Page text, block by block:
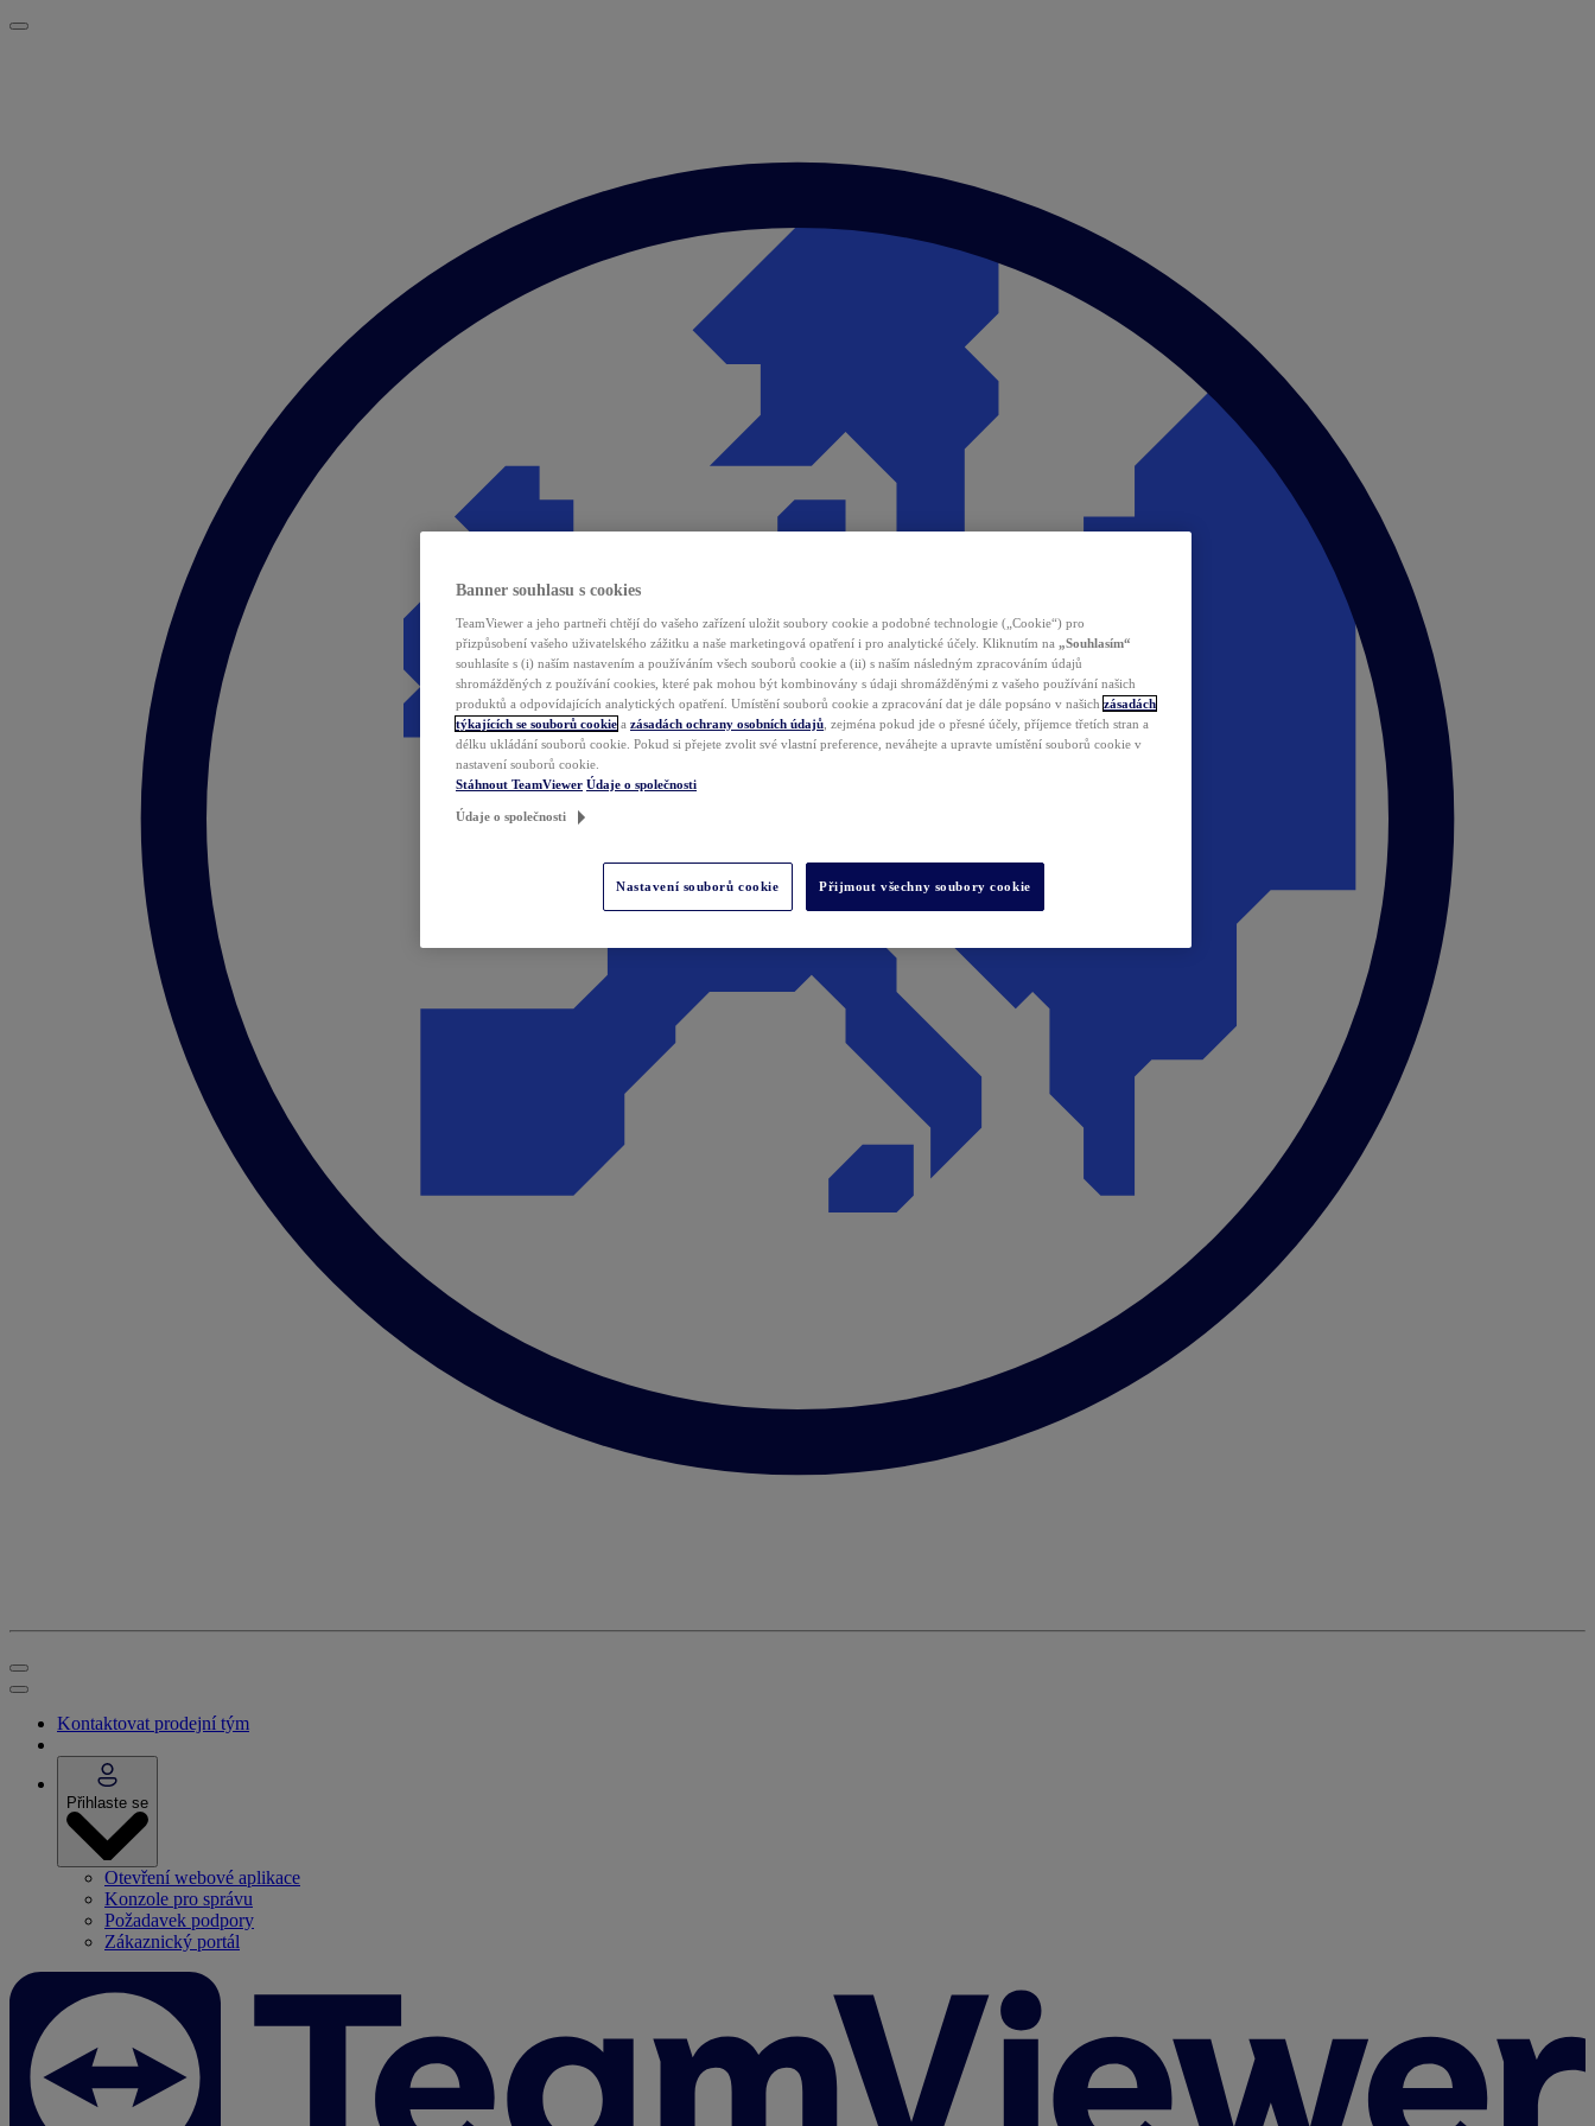
Kontaktovat prodejní tým
Přihlaste se
Otevření webové aplikace
Konzole pro správu
Požadavek podpory
Zákaznický portál
Banner souhlasu s cookies
TeamViewer a jeho partneři chtějí do vašeho zařízení uložit soubory cookie a podobné technologie („Cookie“) pro
přizpůsobení vašeho uživatelského zážitku a naše marketingová opatření i pro analytické účely. Kliknutím na „Souhlasím“
souhlasíte s (i) naším nastavením a používáním všech souborů cookie a (ii) s naším následným zpracováním údajů
shromážděných z používání cookies, které pak mohou být kombinovány s údaji shromážděnými z vašeho používání našich
produktů a odpovídajících analytických opatření. Umístění souborů cookie a zpracování dat je dále popsáno v našich zásadách
týkajících se souborů cookie a zásadách ochrany osobních údajů , zejména pokud jde o přesné účely, příjemce třetích stran a
délku ukládání souborů cookie. Pokud si přejete zvolit své vlastní preference, neváhejte a upravte umístění souborů cookie v
nastavení souborů cookie.
Stáhnout TeamViewer Údaje o společnosti
Údaje o společnosti
Nastavení souborů cookie Přijmout všechny soubory cookie